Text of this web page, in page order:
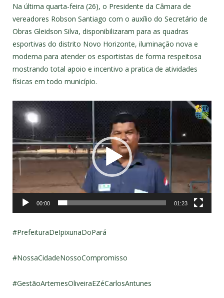
Na última quarta-feira (26), o Presidente da Câmara de
vereadores Robson Santiago com o auxílio do Secretário de
Obras Gleidson Silva, disponibilizaram para as quadras
esportivas do distrito Novo Horizonte, iluminação nova e
moderna para atender os esportistas de forma respeitosa
mostrando total apoio e incentivo a pratica de atividades
físicas em todo município.
Tocador
de
vídeo
00:00 01:23
#PrefeituraDeIpixunaDoPará
#NossaCidadeNossoCompromisso
#GestãoArtemesOliveiraEZéCarlosAntunes